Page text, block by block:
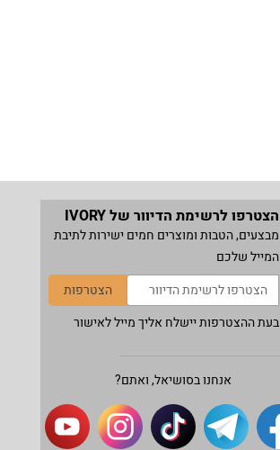
הצטרפו לרשימת הדיוור של IVORY
מבצעים, הטבות ומוצרים חמים ישירות לתיבת
המייל שלכם
הצטרפות
בעת ההצטרפות יישלח אליך מייל לאישור
אנחנו בסושיאל, ואתם?